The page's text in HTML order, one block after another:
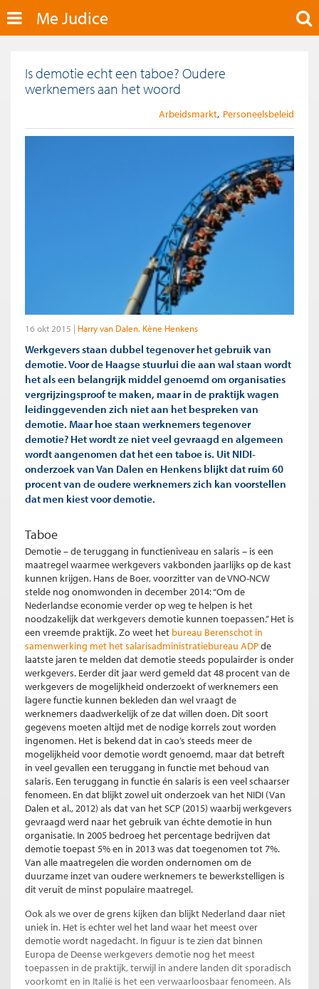
Me Judice
Is demotie echt een taboe? Oudere
werknemers aan het woord
Arbeidsmarkt Personeelsbeleid
16 okt 2015 Harry van Dalen Kène Henkens
Werkgevers staan dubbel tegenover het gebruik van
demotie. Voor de Haagse stuurlui die aan wal staan wordt
het als een belangrijk middel genoemd om organisaties
vergrijzingsproof te maken, maar in de praktijk wagen
leidinggevenden zich niet aan het bespreken van
demotie. Maar hoe staan werknemers tegenover
demotie? Het wordt ze niet veel gevraagd en algemeen
wordt aangenomen dat het een taboe is. Uit NIDI-
onderzoek van Van Dalen en Henkens blijkt dat ruim 60
procent van de oudere werknemers zich kan voorstellen
dat men kiest voor demotie.
Taboe
Demotie – de teruggang in functieniveau en salaris – is een
maatregel waarmee werkgevers vakbonden jaarlijks op de kast
kunnen krijgen. Hans de Boer, voorzitter van de VNO-NCW
stelde nog onomwonden in december 2014: “Om de
Nederlandse economie verder op weg te helpen is het
noodzakelijk dat werkgevers demotie kunnen toepassen.” Het is
een vreemde praktijk. Zo weet het bureau Berenschot in
samenwerking met het salarisadministratiebureau ADPde
laatste jaren te melden dat demotie steeds populairder is onder
werkgevers. Eerder dit jaar werd gemeld dat 48 procent van de
werkgevers de mogelijkheid onderzoekt of werknemers een
lagere functie kunnen bekleden dan wel vraagt de
werknemers daadwerkelijk of ze dat willen doen. Dit soort
gegevens moeten altijd met de nodige korrels zout worden
ingenomen. Het is bekend dat in cao’s steeds meer de
mogelijkheid voor demotie wordt genoemd, maar dat betreft
in veel gevallen een teruggang in functie met behoud van
salaris. Een teruggang in functie én salaris is een veel schaarser
fenomeen. En dat blijkt zowel uit onderzoek van het NIDI (Van
Dalen et al., 2012) als dat van het SCP (2015) waarbij werkgevers
gevraagd werd naar het gebruik van échte demotie in hun
organisatie. In 2005 bedroeg het percentage bedrijven dat
demotie toepast 5% en in 2013 was dat toegenomen tot 7%.
Van alle maatregelen die worden ondernomen om de
duurzame inzet van oudere werknemers te bewerkstelligen is
dit veruit de minst populaire maatregel.
Ook als we over de grens kijken dan blijkt Nederland daar niet
uniek in. Het is echter wel het land waar het meest over
demotie wordt nagedacht. In figuur is te zien dat binnen
Europa de Deense werkgevers demotie nog het meest
toepassen in de praktijk, terwijl in andere landen dit sporadisch
voorkomt en in Italië is het een verwaarloosbaar fenomeen. Als